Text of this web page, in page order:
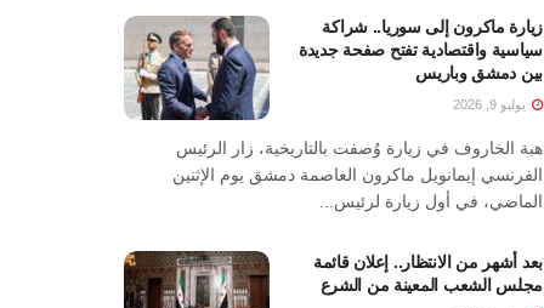
زيارة ماكرون إلى سوريا.. شراكة
سياسية واقتصادية تفتح صفحة جديدة
بين دمشق وباريس
يوليو 9, 2026
هبة الخاروف في زيارة وُصفت بالتاريخية، زار الرئيس
الفرنسي إيمانويل ماكرون العاصمة دمشق يوم الإثنين
الماضي، في أول زيارة لرئيس...
بعد أشهر من الانتظار.. إعلان قائمة
مجلس الشعب المعينة من الشرع